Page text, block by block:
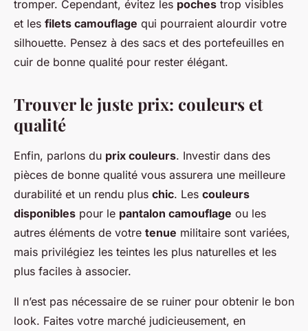
tromper. Cependant, évitez les poches trop visibles
et les filets camouflage qui pourraient alourdir votre
silhouette. Pensez à des sacs et des portefeuilles en
cuir de bonne qualité pour rester élégant.
Trouver le juste prix: couleurs et
qualité
Enfin, parlons du prix couleurs. Investir dans des
pièces de bonne qualité vous assurera une meilleure
durabilité et un rendu plus chic. Les couleurs
disponibles pour le pantalon camouflage ou les
autres éléments de votre tenue militaire sont variées,
mais privilégiez les teintes les plus naturelles et les
plus faciles à associer.
Il n’est pas nécessaire de se ruiner pour obtenir le bon
look. Faites votre marché judicieusement, en